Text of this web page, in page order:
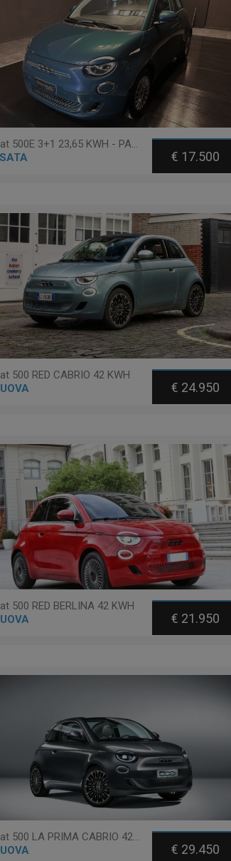
Fiat 500E 3+1 23,65 KWH - PACK COMFORT
€ 17.500
500 RED CABRIO 42 KWH
€ 24.950
500 RED BERLINA 42 KWH
€ 21.950
Fiat 500 LA PRIMA CABRIO 42 KWH
€ 29.450